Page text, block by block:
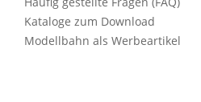
Kataloge zum Download
Modellbahn als Werbeartikel